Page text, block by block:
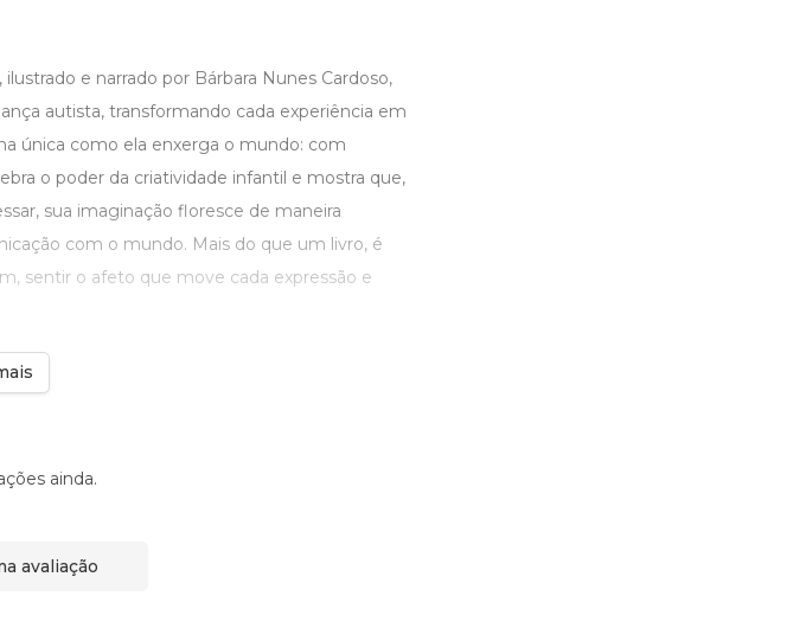
e narrado por Bárbara Nunes Cardoso,
autista, transformando cada experiência em
única como ela enxerga o mundo: com
o poder da criatividade infantil e mostra que,
sua imaginação floresce de maneira
com o mundo. Mais do que um livro, é
sentir o afeto que move cada expressão e
ainda.
avaliação